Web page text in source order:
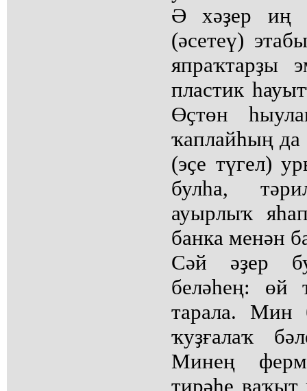
Ә хәҙер иң
(әсетеү)
япраҡтарҙы
пластик
Өҫтөн
ҡаплайһың
(эҫе түгел)
булһа,
ауырлыҡ
банка менән
Сәй әҙер
беләһең: өй
тарала. Мин
ҡуҙғалаҡ
Минең
тирәһе